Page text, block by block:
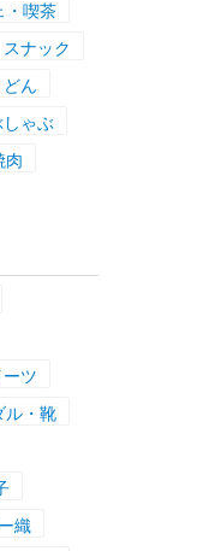
・喫茶
スナック
ん
しゃぶ
肉
ーツ
ル・靴
織